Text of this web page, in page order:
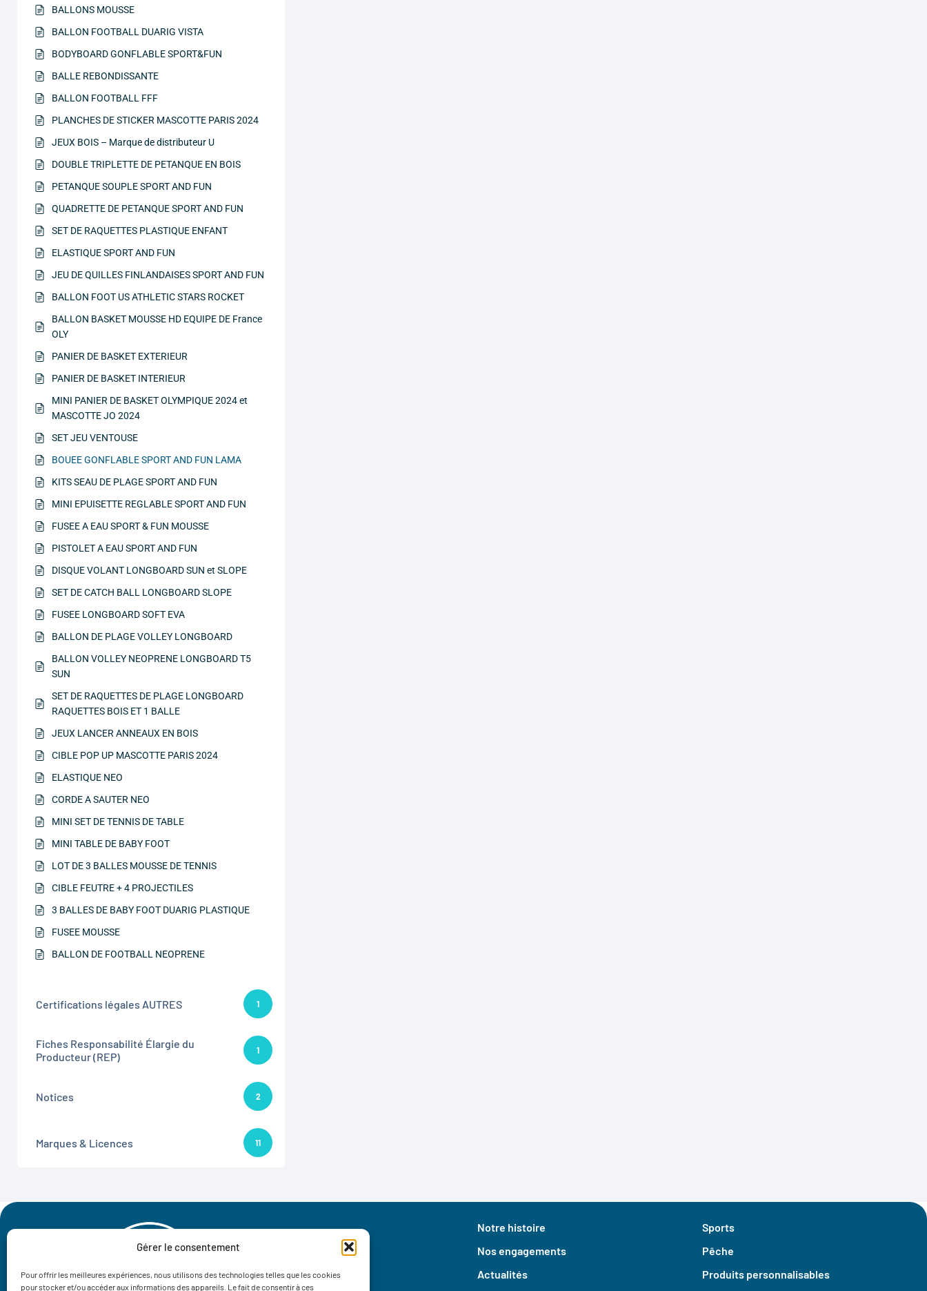
Gérer le consentement
Pour offrir les meilleures expériences, nous utilisons des technologies telles que les cookies
pour stocker et/ou accéder aux informations des appareils. Le fait de consentir à ces
BALLONS MOUSSE
BALLON FOOTBALL DUARIG VISTA
BODYBOARD GONFLABLE SPORT&FUN
BALLE REBONDISSANTE
BALLON FOOTBALL FFF
PLANCHES DE STICKER MASCOTTE PARIS 2024
JEUX BOIS – Marque de distributeur U
DOUBLE TRIPLETTE DE PETANQUE EN BOIS
PETANQUE SOUPLE SPORT AND FUN
QUADRETTE DE PETANQUE SPORT AND FUN
SET DE RAQUETTES PLASTIQUE ENFANT
ELASTIQUE SPORT AND FUN
JEU DE QUILLES FINLANDAISES SPORT AND FUN
BALLON FOOT US ATHLETIC STARS ROCKET
BALLON BASKET MOUSSE HD EQUIPE DE France
OLY
PANIER DE BASKET EXTERIEUR
PANIER DE BASKET INTERIEUR
MINI PANIER DE BASKET OLYMPIQUE 2024 et
MASCOTTE JO 2024
SET JEU VENTOUSE
BOUEE GONFLABLE SPORT AND FUN LAMA
KITS SEAU DE PLAGE SPORT AND FUN
MINI EPUISETTE REGLABLE SPORT AND FUN
FUSEE A EAU SPORT & FUN MOUSSE
PISTOLET A EAU SPORT AND FUN
DISQUE VOLANT LONGBOARD SUN et SLOPE
SET DE CATCH BALL LONGBOARD SLOPE
FUSEE LONGBOARD SOFT EVA
BALLON DE PLAGE VOLLEY LONGBOARD
BALLON VOLLEY NEOPRENE LONGBOARD T5
SUN
SET DE RAQUETTES DE PLAGE LONGBOARD
RAQUETTES BOIS ET 1 BALLE
JEUX LANCER ANNEAUX EN BOIS
CIBLE POP UP MASCOTTE PARIS 2024
ELASTIQUE NEO
CORDE A SAUTER NEO
MINI SET DE TENNIS DE TABLE
MINI TABLE DE BABY FOOT
LOT DE 3 BALLES MOUSSE DE TENNIS
CIBLE FEUTRE + 4 PROJECTILES
3 BALLES DE BABY FOOT DUARIG PLASTIQUE
FUSEE MOUSSE
BALLON DE FOOTBALL NEOPRENE
Certifications légales AUTRES 1
Fiches Responsabilité Élargie du
Producteur (REP)
1
Notices 2
Marques & Licences 11
Notre histoire
Nos engagements
Actualités
Sports
Pêche
Produits personnalisables